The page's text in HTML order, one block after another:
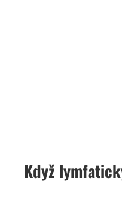
Když